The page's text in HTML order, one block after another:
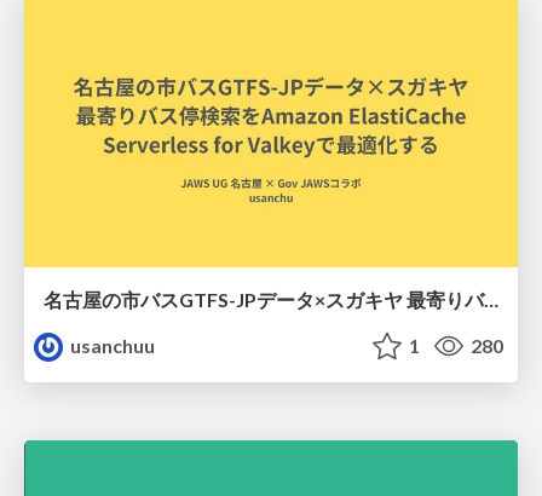
名古屋の市バスGTFS-JPデータ×スガキヤ 最寄りバス停検索をAmazon ElastiCache Serverless for Valkeyで最適化する
usanchuu
1 280